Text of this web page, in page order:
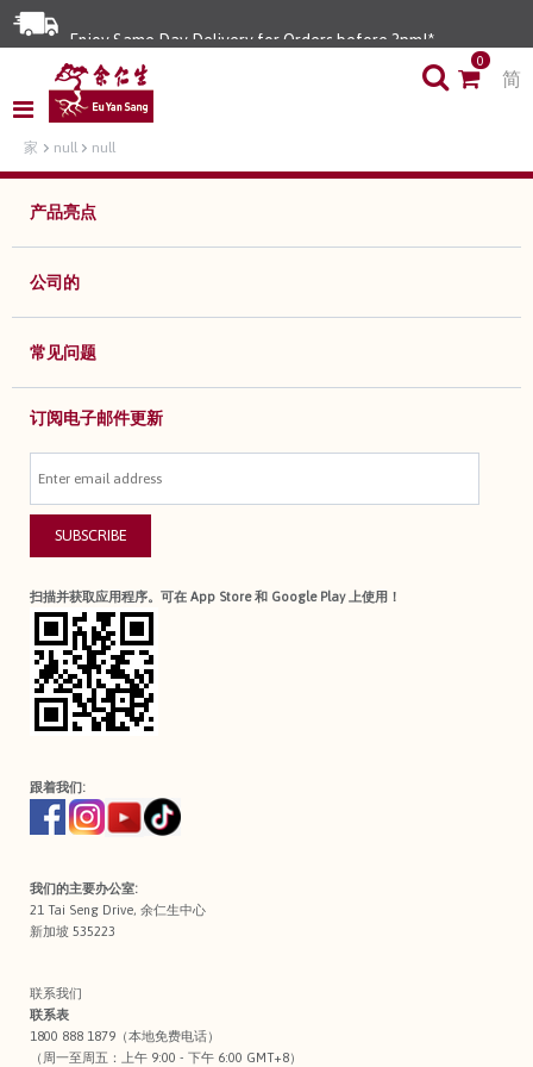
Enjoy Same Day Delivery for Orders before 3pm!*
Limited Time Special: Free Delivery with No Min Spend
0
简
家 null null
产品亮点
公司的
常见问题
订阅电子邮件更新
SUBSCRIBE
扫描并获取应用程序。可在 App Store 和 Google Play 上使用！
跟着我们:
我们的主要办公室:
21 Tai Seng Drive, 余仁生中心
新加坡 535223
联系我们
联系表
1800 888 1879（本地免费电话）
（周一至周五：上午 9:00 - 下午 6:00 GMT+8）